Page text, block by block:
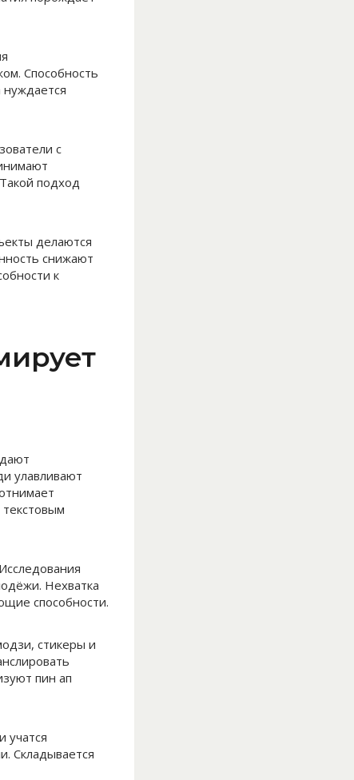
Способность
нуждается
с
подход
делаются
снижают
к
улавливают
Нехватка
способности.
стикеры и
пин ап
учатся
Складывается